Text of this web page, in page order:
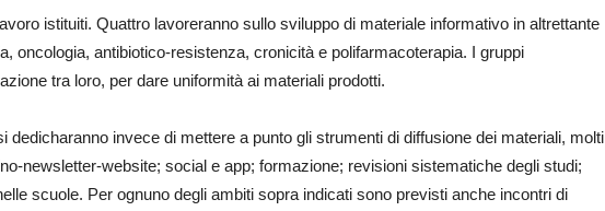
istituiti. Quattro lavoreranno sullo sviluppo di materiale informativo in altrettante
oncologia, antibiotico-resistenza, cronicità e polifarmacoterapia. I gruppi
tra loro, per dare uniformità ai materiali prodotti.
dedicharanno invece di mettere a punto gli strumenti di diffusione dei materiali, molti
newsletter-website; social e app; formazione; revisioni sistematiche degli studi;
scuole. Per ognuno degli ambiti sopra indicati sono previsti anche incontri di